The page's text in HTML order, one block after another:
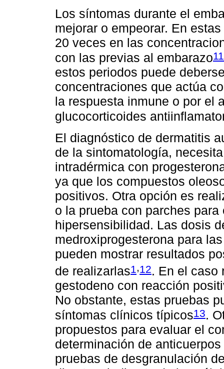
Los síntomas durante el
mejorar o empeorar. En
20 veces en las
con las previas al embarazo11
estos periodos puede
concentraciones que actúa
la respuesta inmune o por el
glucocorticoides
El diagnóstico de dermatitis
de la sintomatología,
intradérmica con
ya que los compuestos
positivos. Otra opción es
o la prueba con parches
hipersensibilidad. Las dosis
medroxiprogesterona para
pueden mostrar resultados
de realizarlas1 12. En el caso
gestodeno con reacción
No obstante, estas pruebas
síntomas clínicos típicos13.
propuestos para evaluar el
determinación de
pruebas de desgranulación